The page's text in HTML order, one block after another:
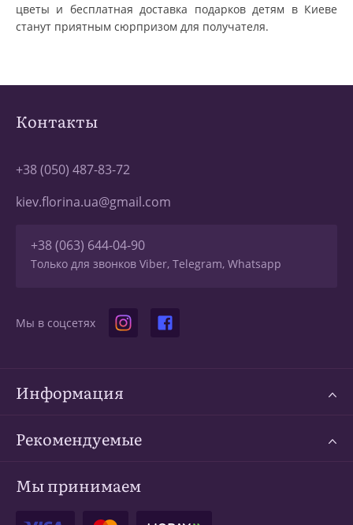
цветы и бесплатная доставка подарков детям в Киеве
станут приятным сюрпризом для получателя.
Контакты
+38 (050) 487-83-72
kiev.florina.ua@gmail.com
+38 (063) 644-04-90
Только для звонков Viber, Telegram, Whatsapp
Мы в соцсетях
Информация
Рекомендуемые
Мы принимаем